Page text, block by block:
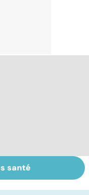
: le
des
santé